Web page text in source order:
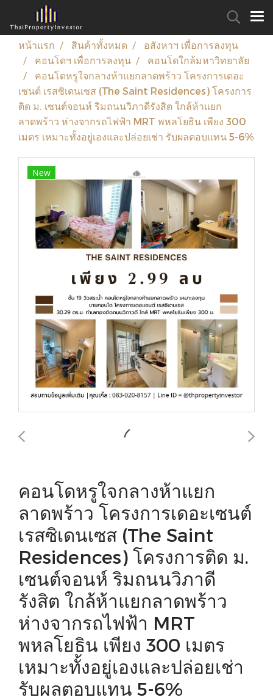
หน้าแรก สินค้าทั้งหมด
อสังหาฯ เพื่อการลงทุน
คอนโดฯ เพื่อการลงทุน
คอนโดใกล้มหาวิทยาลัย
คอนโดหรูใจกลางห้าแยกลาดพร้าว โครงการเดอะ
เซนต์ เรสซิเดนเซส (The Saint Residences) โครงการ
ติด ม. เซนต์จอนห์ ริมถนนวิภาดีรังสิต ใกล้ห้าแยก
ลาดพร้าว ห่างจากรถไฟฟ้า MRT พหลโยธิน เพียง 300
เมตร เหมาะทั้งอยู่เองและปล่อยเช่า รับผลตอบแทน 5-6%
New
คอนโดหรูใจกลางห้าแยก
ลาดพร้าว โครงการเดอะเซนต์
เรสซิเดนเซส (The Saint
Residences) โครงการติด ม.
เซนต์จอนห์ ริมถนนวิภาดี
รังสิต ใกล้ห้าแยกลาดพร้าว
ห่างจากรถไฟฟ้า MRT
พหลโยธิน เพียง 300 เมตร
เหมาะทั้งอยู่เองและปล่อยเช่า
รับผลตอบแทน 5-6%